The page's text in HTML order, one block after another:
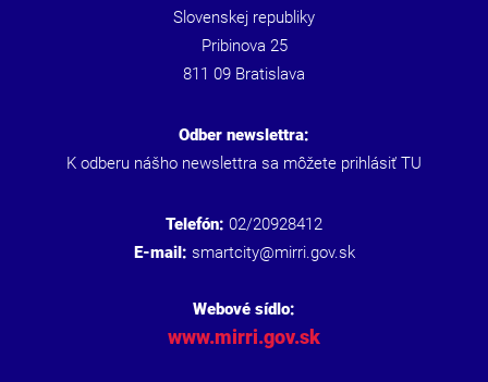
Slovenskej republiky
Pribinova 25
811 09 Bratislava
Odber newslettra:
K odberu nášho newslettra sa môžete prihlásiť TU
Telefón: 02/20928412
E-mail: smartcity@mirri.gov.sk
Webové sídlo:
www.mirri.gov.sk